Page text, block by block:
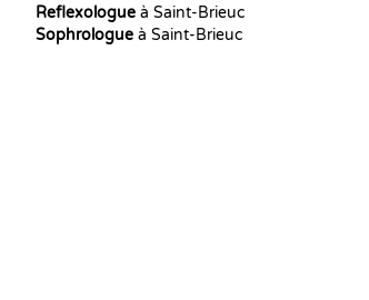
Reflexologue à Saint-Brieuc
Sophrologue à Saint-Brieuc